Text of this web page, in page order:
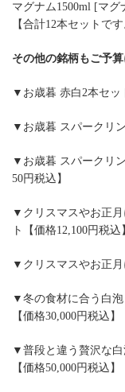
マグナム1500ml [マグ
【合計12本セットで
その他の銘柄もご予
▼お歳暮 赤白2本セッ
▼お歳暮 スパークリ
▼お歳暮 スパークリ
50円税込】
▼クリスマスやお正
ト【価格12,100円税込
▼クリスマスやお正月
▼冬の食材に合う白泡
【価格30,000円税込】
▼普段と違う贅沢な白
【価格50,000円税込】